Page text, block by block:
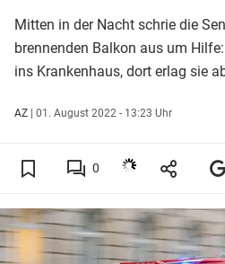
Mitten in der Nacht schrie die
brennenden Balkon aus um
ins Krankenhaus, dort erlag sie
AZ | 01. August 2022 - 13:23 Uhr
0